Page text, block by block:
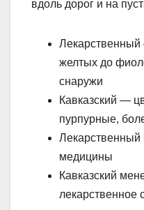
вдоль дорог и на
Лекарственный
желтых до
снаружи
Кавказский —
пурпурные,
Лекарственный
медицины
Кавказский
лекарственное